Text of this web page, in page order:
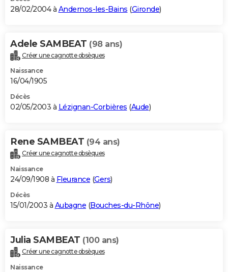
28/02/2004 à Andernos-les-Bains (Gironde)
Adele SAMBEAT (98 ans)
Créer une cagnotte obsèques
Naissance
16/04/1905
Décès
02/05/2003 à Lézignan-Corbières (Aude)
Rene SAMBEAT (94 ans)
Créer une cagnotte obsèques
Naissance
24/09/1908 à Fleurance (Gers)
Décès
15/01/2003 à Aubagne (Bouches-du-Rhône)
Julia SAMBEAT (100 ans)
Créer une cagnotte obsèques
Naissance